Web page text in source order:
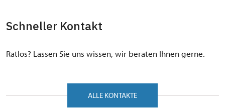
Schneller Kontakt
Ratlos? Lassen Sie uns wissen, wir beraten Ihnen gerne.
ALLE KONTAKTE